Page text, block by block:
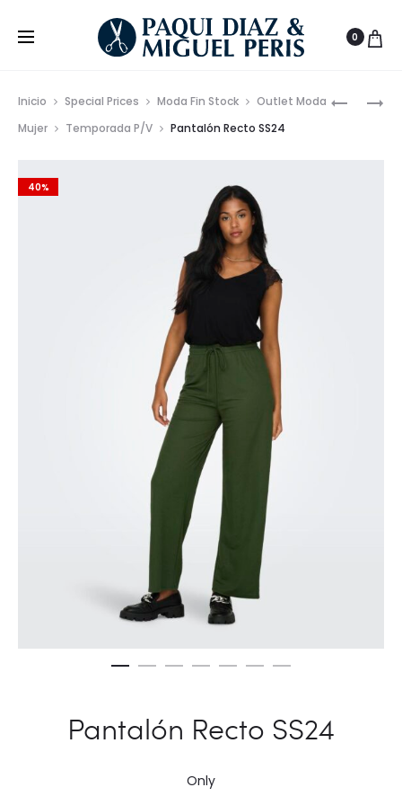
0
FALDA
VESTIDO
Inicio Special Prices Moda Fin Stock
Outlet Moda
Mujer
Temporada P/V Pantalón Recto SS24
40%
Pantalón Recto SS24
Only